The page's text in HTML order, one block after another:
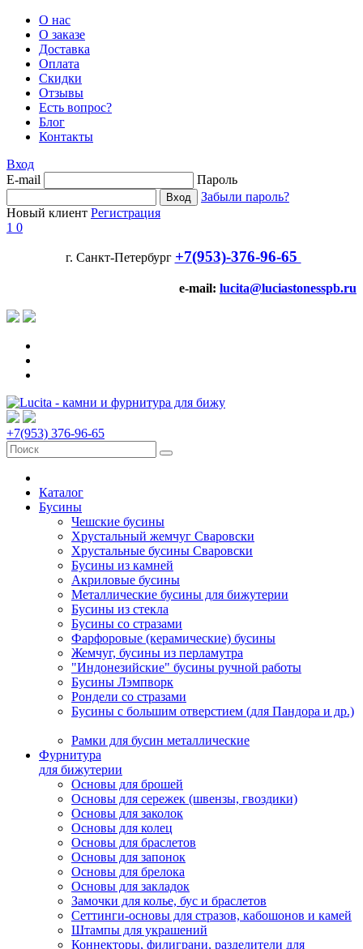
О нас
О заказе
Доставка
Оплата
Скидки
Отзывы
Есть вопрос?
Блог
Контакты
Вход
E-mail
Пароль
Забыли пароль?
Новый клиент Регистрация
1 0
г. Санкт-Петербург +7(953)-376-96-65
e-mail: lucita@luciastonesspb.ru
+7(953) 376-96-65
Каталог
Бусины
Чешские бусины
Хрустальный жемчуг Сваровски
Хрустальные бусины Сваровски
Бусины из камней
Акриловые бусины
Металлические бусины для бижутерии
Бусины из стекла
Бусины со стразами
Фарфоровые (керамические) бусины
Жемчуг, бусины из перламутра
"Индонезийские" бусины ручной работы
Бусины Лэмпворк
Рондели со стразами
Бусины с большим отверстием (для Пандора и др.)
Рамки для бусин металлические
Фурнитура
для бижутерии
Основы для брошей
Основы для сережек (швензы, гвоздики)
Основы для заколок
Основы для колец
Основы для браслетов
Основы для запонок
Основы для брелока
Основы для закладок
Замочки для колье, бус и браслетов
Сеттинги-основы для стразов, кабошонов и камей
Штампы для украшений
Коннекторы, филиграни, разделители для